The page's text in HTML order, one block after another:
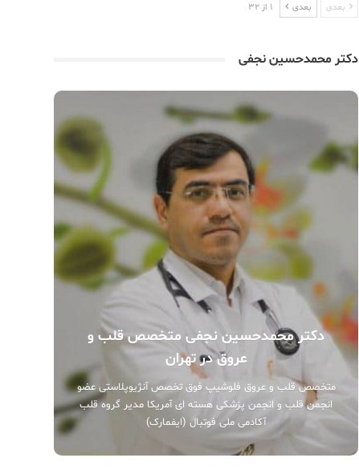
بعدی بعدی 1 از 32
دکتر محمدحسین نجفی
دکتر محمدحسین نجفی متخصص قلب و
عروق در تهران
متخصص قلب و عروق فلوشیپ فوق تخصص آنژیوپلاستی عضو
انجمن قلب و انجمن پزشکی هسته ای آمریکا مدیر گروه قلب
آکادمی ملی فوتبال (ایفمارک)